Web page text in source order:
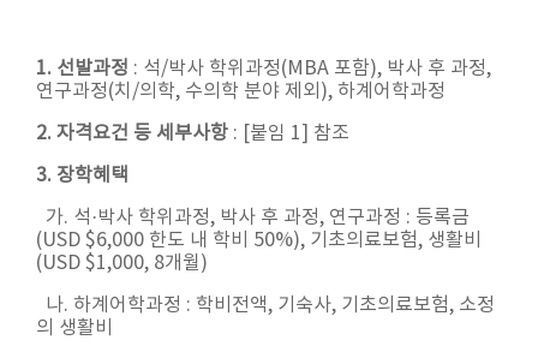
1. 선발과정 : 석/박사 학위과정(MBA 포함), 박사 후 과정,
연구과정(치/의학, 수의학 분야 제외), 하계어학과정
2. 자격요건 등 세부사항 : [붙임 1] 참조
3. 장학혜택
가. 석·박사 학위과정, 박사 후 과정, 연구과정 : 등록금
(USD $6,000 한도 내 학비 50%), 기초의료보험, 생활비
(USD $1,000, 8개월)
나. 하계어학과정 : 학비전액, 기숙사, 기초의료보험, 소정
의 생활비